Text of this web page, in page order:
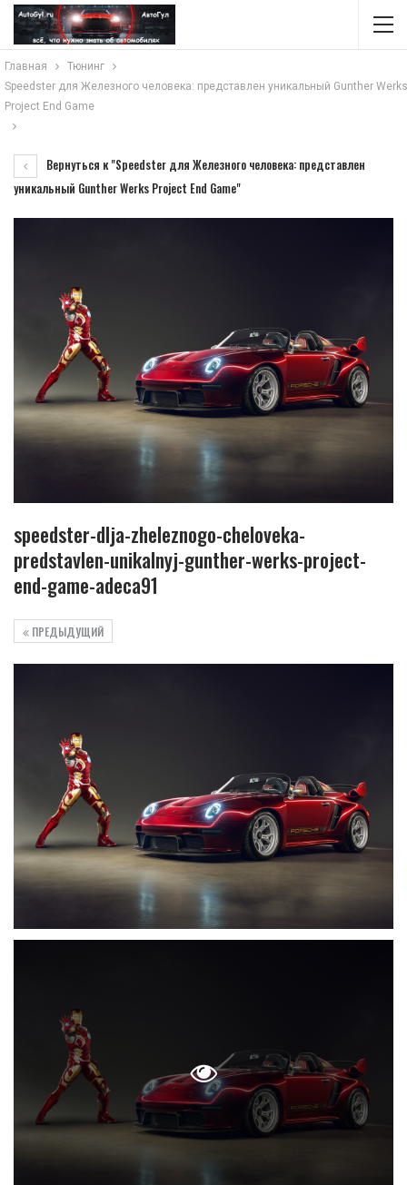
Главная
Тюнинг
Speedster для Железного человека: представлен уникальный Gunther Werks
Project End Game
Вернуться к "Speedster для Железного человека: представлен
уникальный Gunther Werks Project End Game"
speedster-dlja-zheleznogo-cheloveka-
predstavlen-unikalnyj-gunther-werks-project-
end-game-adeca91
ПРЕДЫДУЩИЙ